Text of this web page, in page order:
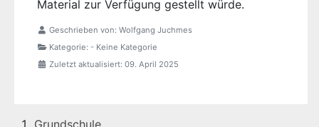
Material zur Verfügung gestellt würde.
Geschrieben von: Wolfgang Juchmes
Kategorie: - Keine Kategorie
Zuletzt aktualisiert: 09. April 2025